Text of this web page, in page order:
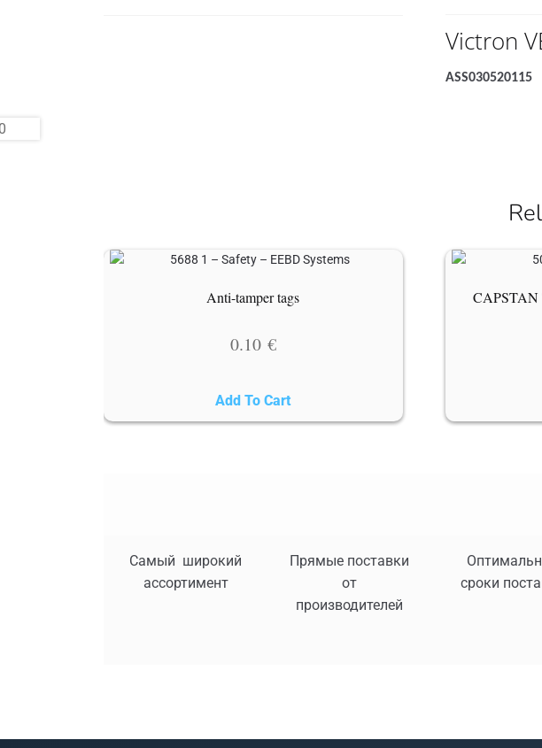
Victron
ASS030520115
Anti-tamper tags
0.10 €
Add To Cart
CAPSTAN
Самый широкий
ассортимент
Прямые поставки
от
производителей
сроки